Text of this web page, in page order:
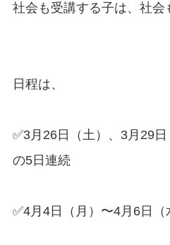
社会も受講する子は、社会
日程は、
✅3月26日（土）、3月29日
の5日連続
✅4月4日（月）〜4月6日